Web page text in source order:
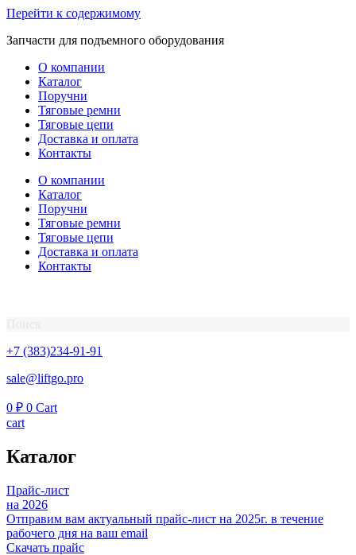
Перейти к содержимому
Запчасти для подъемного оборудования
О компании
Каталог
Поручни
Тяговые ремни
Тяговые цепи
Доставка и оплата
Контакты
О компании
Каталог
Поручни
Тяговые ремни
Тяговые цепи
Доставка и оплата
Контакты
+7 (383)234-91-91
sale@liftgo.pro
0 ₽ 0 Cart
cart
Каталог
Прайс-лист
на 2026
Отправим вам актуальный прайс-лист на 2025г. в течение
рабочего дня на ваш email
Скачать прайс